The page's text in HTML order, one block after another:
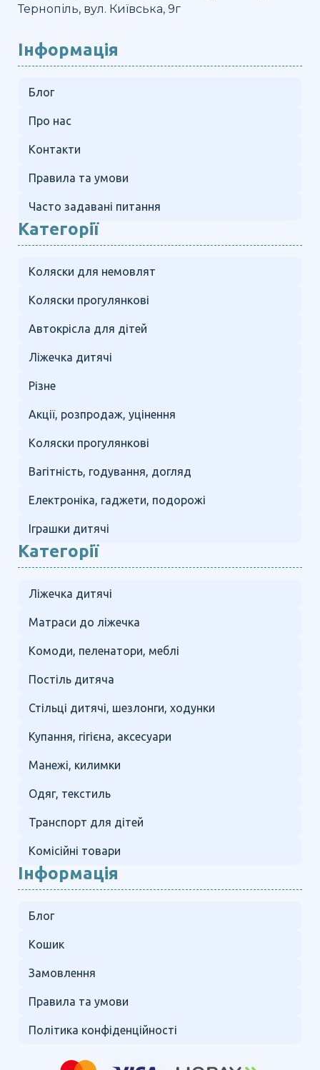
Тернопіль, вул. Київська, 9г
Інформація
Блог
Про нас
Контакти
Правила та умови
Часто задавані питання
Категорії
Коляски для немовлят
Коляски прогулянкові
Автокрісла для дітей
Ліжечка дитячі
Різне
Акції, розпродаж, уцінення
Коляски прогулянкові
Вагітність, годування, догляд
Електроніка, гаджети, подорожі
Іграшки дитячі
Категорії
Ліжечка дитячі
Матраси до ліжечка
Комоди, пеленатори, меблі
Постіль дитяча
Стільці дитячі, шезлонги, ходунки
Купання, гігієна, аксесуари
Манежі, килимки
Одяг, текстиль
Транспорт для дітей
Комісійні товари
Інформація
Блог
Кошик
Замовлення
Правила та умови
Політика конфіденційності